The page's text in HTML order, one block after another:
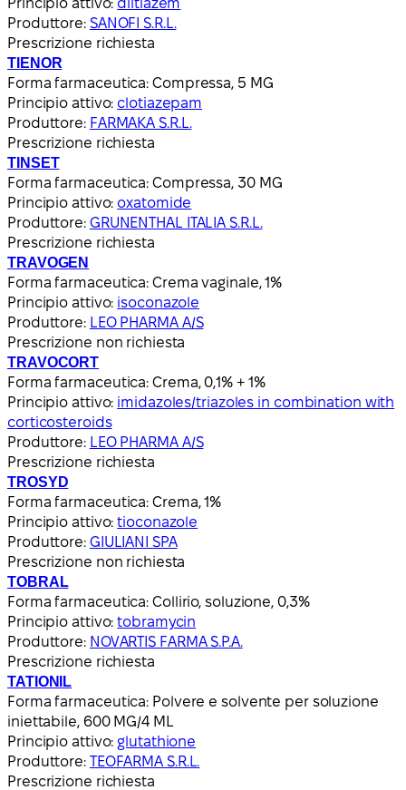
Produttore: SANOFI S.R.L.
Prescrizione richiesta
TIENOR
Forma farmaceutica: Compressa, 5 MG
Principio attivo: clotiazepam
Produttore: FARMAKA S.R.L.
Prescrizione richiesta
TINSET
Forma farmaceutica: Compressa, 30 MG
Principio attivo: oxatomide
Produttore: GRUNENTHAL ITALIA S.R.L.
Prescrizione richiesta
TRAVOGEN
Forma farmaceutica: Crema vaginale, 1%
Principio attivo: isoconazole
Produttore: LEO PHARMA A/S
Prescrizione non richiesta
TRAVOCORT
Forma farmaceutica: Crema, 0,1% + 1%
Principio attivo: imidazoles/triazoles in combination with
corticosteroids
Produttore: LEO PHARMA A/S
Prescrizione richiesta
TROSYD
Forma farmaceutica: Crema, 1%
Principio attivo:tioconazole
Produttore: GIULIANI SPA
Prescrizione non richiesta
TOBRAL
Forma farmaceutica: Collirio, soluzione, 0,3%
Principio attivo:tobramycin
Produttore: NOVARTIS FARMA S.P.A.
Prescrizione richiesta
TATIONIL
Forma farmaceutica: Polvere e solvente per soluzione
iniettabile, 600 MG/4 ML
Principio attivo: glutathione
Produttore: TEOFARMA S.R.L.
Prescrizione richiesta